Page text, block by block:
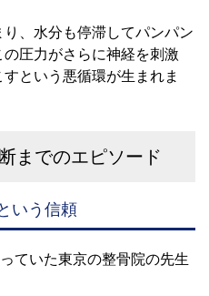
、水分も停滞してパンパン
圧力がさらに神経を刺激
という悪循環が生まれま
までのエピソード
いう信頼
ていた東京の整骨院の先生